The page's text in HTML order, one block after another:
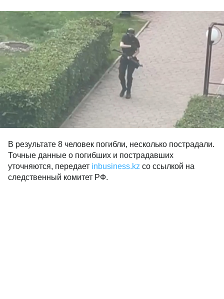
В результате 8 человек погибли, несколько пострадали.
Точные данные о погибших и пострадавших
уточняются, передает inbusiness.kz со ссылкой на
следственный комитет РФ.